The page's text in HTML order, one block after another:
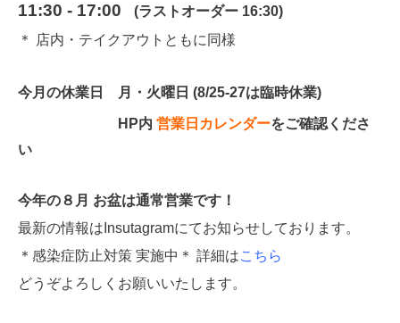
11:30 - 17:00
(ラストオーダー 16:30)
＊ 店内・テイクアウトともに同様
今月の休業日 月・火曜日 (8/25-27は臨時休業)
HP内 営業日カレンダーをご確認くださ
い
今年の８月 お盆は通常営業です！
最新の情報はInsutagramにてお知らせしております。
＊感染症防止対策 実施中＊ 詳細はこちら
どうぞよろしくお願いいたします。